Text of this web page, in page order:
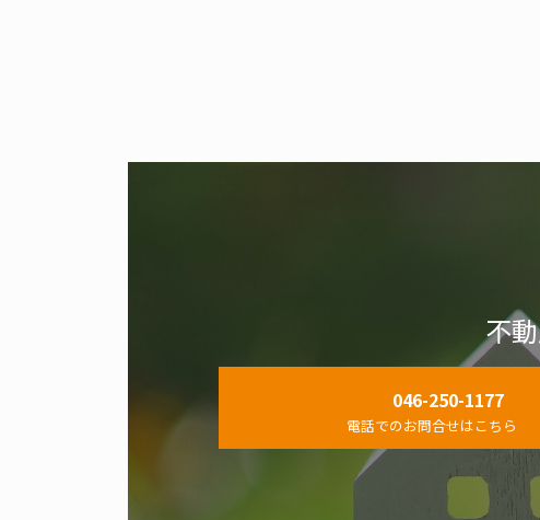
不
046-250-1177
電話でのお問合せはこちら